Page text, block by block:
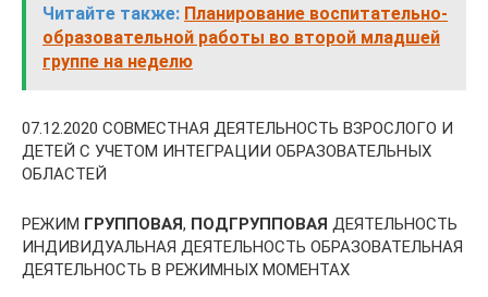
Читайте также: Планирование воспитательно-
образовательной работы во второй младшей
группе на неделю
07.12.2020 СОВМЕСТНАЯ ДЕЯТЕЛЬНОСТЬ ВЗРОСЛОГО И
ДЕТЕЙ С УЧЕТОМ ИНТЕГРАЦИИ ОБРАЗОВАТЕЛЬНЫХ
ОБЛАСТЕЙ
РЕЖИМ ГРУППОВАЯ, ПОДГРУППОВАЯ ДЕЯТЕЛЬНОСТЬ
ИНДИВИДУАЛЬНАЯ ДЕЯТЕЛЬНОСТЬ ОБРАЗОВАТЕЛЬНАЯ
ДЕЯТЕЛЬНОСТЬ В РЕЖИМНЫХ МОМЕНТАХ